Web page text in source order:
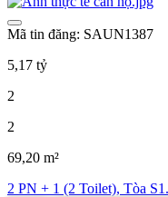
Mã tin đăng: SAUN1387
5,17 tỷ
2
2
69,20 m²
2 PN + 1 (2 Toilet), Tòa